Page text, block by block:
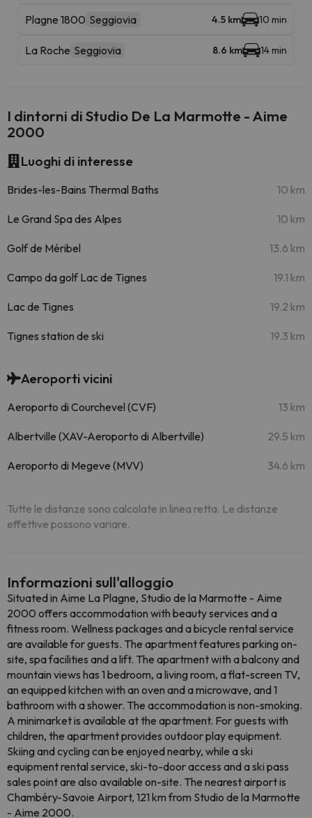
Plagne 1800 Seggiovia 4.5 km 10 min
La Roche Seggiovia 8.6 km 14 min
I dintorni di Studio De La Marmotte - Aime
2000
Luoghi di interesse
Brides-les-Bains Thermal Baths 10 km
Le Grand Spa des Alpes 10 km
Golf de Méribel 13.6 km
Campo da golf Lac de Tignes 19.1 km
Lac de Tignes 19.2 km
Tignes station de ski 19.3 km
Aeroporti vicini
Aeroporto di Courchevel (CVF) 13 km
Albertville (XAV-Aeroporto di Albertville) 29.5 km
Aeroporto di Megeve (MVV) 34.6 km
Tutte le distanze sono calcolate in linea retta. Le distanze
effettive possono variare.
Informazioni sull'alloggio
Situated in Aime La Plagne, Studio de la Marmotte - Aime
2000 offers accommodation with beauty services and a
fitness room. Wellness packages and a bicycle rental service
are available for guests. The apartment features parking on-
site, spa facilities and a lift. The apartment with a balcony and
mountain views has 1 bedroom, a living room, a flat-screen TV,
an equipped kitchen with an oven and a microwave, and 1
bathroom with a shower. The accommodation is non-smoking.
A minimarket is available at the apartment. For guests with
children, the apartment provides outdoor play equipment.
Skiing and cycling can be enjoyed nearby, while a ski
equipment rental service, ski-to-door access and a ski pass
sales point are also available on-site. The nearest airport is
Chambéry-Savoie Airport, 121 km from Studio de la Marmotte
- Aime 2000.